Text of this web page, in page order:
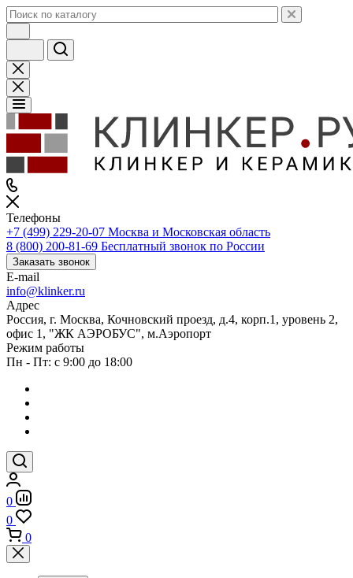
Телефоны
+7 (499) 229-20-07 Москва и Московская область
8 (800) 200-81-69 Бесплатный звонок по России
Заказать звонок
E-mail
info@klinker.ru
Адрес
Россия, г. Москва, Кочновский проезд, д.4, корп.1, уровень 2,
офис 1, "ЖК АЭРОБУС", м.Аэропорт
Режим работы
Пн - Пт: с 9:00 до 18:00
0
0
0